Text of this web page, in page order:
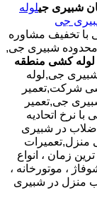
شبیری جیلوله
جی
افراسیابی با تخفیف مشاوره
محدوده شبیری جی,
لوله کشی منطقه
جی,لوله
شرکت,تعمیر
جی,تعمیر
نرخ اتحادیه
در شبیری
زمان ، انواع
، موتورخانه ،
منزل در شبیری